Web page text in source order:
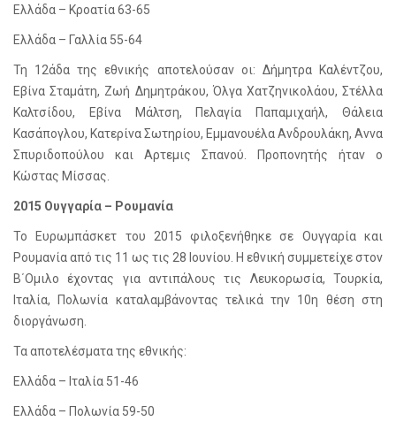
Ελλάδα – Κροατία 63-65
Ελλάδα – Γαλλία 55-64
Τη 12άδα της εθνικής αποτελούσαν οι: Δήμητρα Καλέντζου,
Εβίνα Σταμάτη, Ζωή Δημητράκου, Όλγα Χατζηνικολάου, Στέλλα
Καλτσίδου, Εβίνα Μάλτση, Πελαγία Παπαμιχαήλ, Θάλεια
Κασάπογλου, Κατερίνα Σωτηρίου, Εμμανουέλα Ανδρουλάκη, Αννα
Σπυριδοπούλου και Αρτεμις Σπανού. Προπονητής ήταν ο
Κώστας Μίσσας.
2015 Ουγγαρία – Ρουμανία
Το Ευρωμπάσκετ του 2015 φιλοξενήθηκε σε Ουγγαρία και
Ρουμανία από τις 11 ως τις 28 Ιουνίου. Η εθνική συμμετείχε στον
Β΄Ομιλο έχοντας για αντιπάλους τις Λευκορωσία, Τουρκία,
Ιταλία, Πολωνία καταλαμβάνοντας τελικά την 10η θέση στη
διοργάνωση.
Τα αποτελέσματα της εθνικής:
Ελλάδα – Ιταλία 51-46
Ελλάδα – Πολωνία 59-50